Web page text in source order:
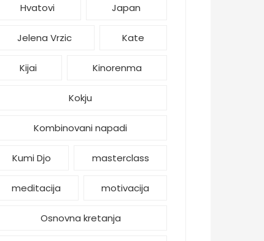
Hvatovi Japan
Jelena Vrzic Kate
Kijai Kinorenma
Kokju
Kombinovani napadi
Kumi Djo masterclass
meditacija motivacija
Osnovna kretanja